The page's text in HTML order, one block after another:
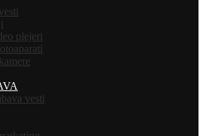
plejeri
vesti